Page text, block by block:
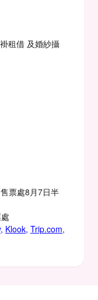
租借 及婚紗攝
票處8月7日半
, Klook, Trip.com,